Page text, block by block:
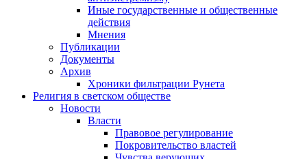
Иные государственные и общественные
действия
Мнения
Публикации
Документы
Архив
Хроники фильтрации Рунета
Религия в светском обществе
Новости
Власти
Правовое регулирование
Покровительство властей